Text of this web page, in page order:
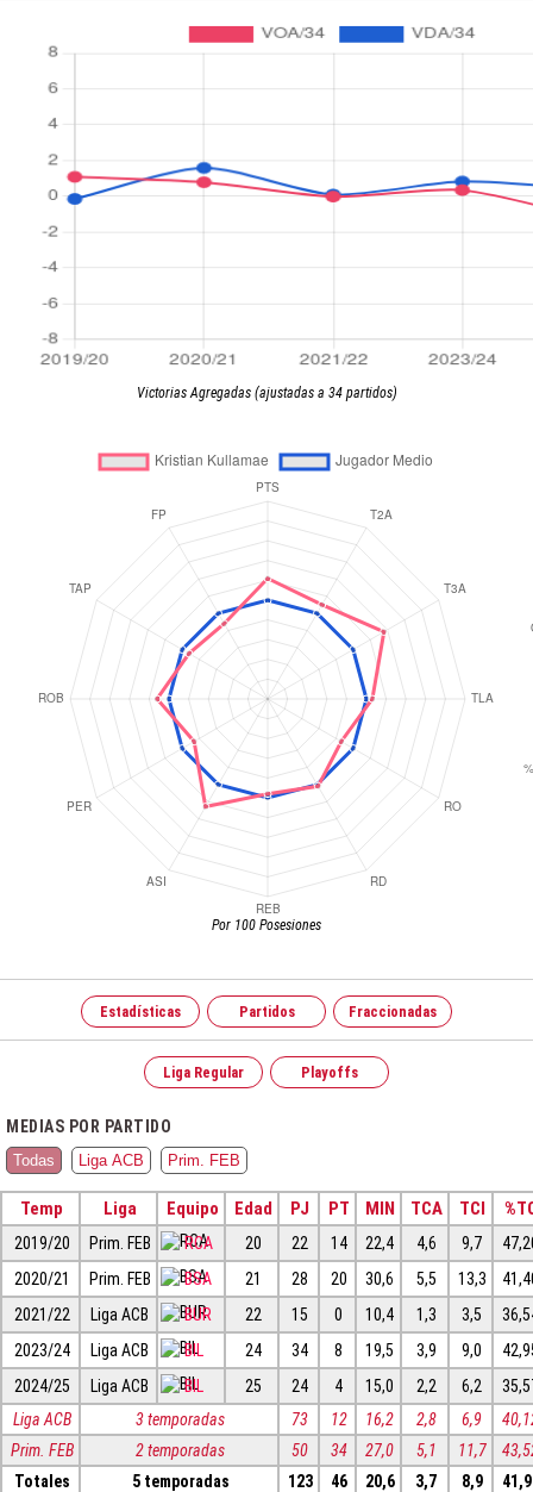
Victorias Agregadas (ajustadas a 34 partidos)
Por 100 Posesiones
Estadísticas Partidos Fraccionadas
Liga Regular Playoffs
MEDIAS POR PARTIDO
Todas Liga ACB Prim. FEB
Temp Liga Equipo Edad PJ PT MIN TCA TCI
2019/20 Prim. FEB RCA 20 22 14 22,4 4,6 9,7
2020/21
Prim. FEB BSA 21 28 20 30,6 5,5 13,3
2021/22
Liga ACB BUR 22 15 0 10,4 1,3 3,5
2023/24
Liga ACB BIL 24 34 8 19,5 3,9 9,0
2024/25
Liga ACB BIL 25 24 4 15,0 2,2 6,2
Liga ACB
3 temporadas 73 12 16,2 2,8 6,9
Prim. FEB
2 temporadas 50 34 27,0 5,1 11,7
Totales
5 temporadas 123 46 20,6 3,7 8,9